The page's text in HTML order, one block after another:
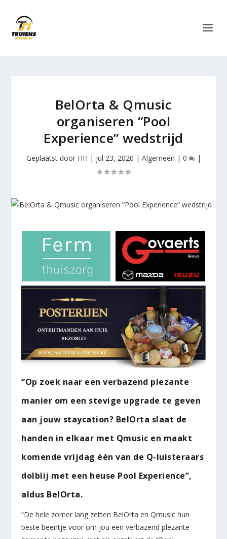
BelOrta & Qmusic
organiseren “Pool
Experience” wedstrijd
Geplaatst door HH | jul 23, 2020 | Algemeen | 0 |
“Op zoek naar een verbazend plezante
manier om een stevige upgrade te geven
aan jouw staycation? BelOrta slaat de
handen in elkaar met Qmusic en maakt
komende vrijdag één van de Q-luisteraars
dolblij met een heuse Pool Experience”,
aldus BelOrta.
“De hele zomer lang zetten BelOrta en Qmusic hun
beste beentje voor om jou een verbazend plezante